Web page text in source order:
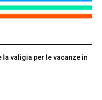
la valigia per le vacanze in